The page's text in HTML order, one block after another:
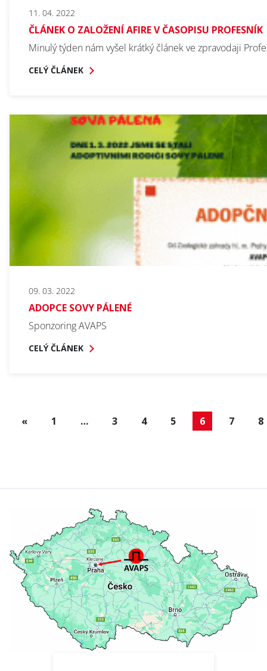
SERVIS
11. 04. 2022
ČLÁNEK O ZALOŽENÍ AFIRE V ČASOPISU PROFESNÍK
Minulý týden nám vyšel krátký článek ve zpravodaji
CELÝ ČLÁNEK
09. 03. 2022
ADOPCE SOVY PÁLENÉ
Sponzoring AVAPS
CELÝ ČLÁNEK
« 1 … 3 4 5 6 (aktuální)
7 8
Obor / Field
Přihlásit se k odběru novinek / Subscribe to news
Zásady zpracování osobních údajů / Privacy Policy